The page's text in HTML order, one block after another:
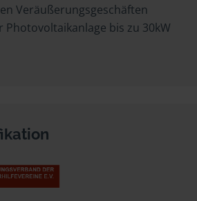
Veräußerungsgeschäften
Photovoltaikanlage bis zu 30kW